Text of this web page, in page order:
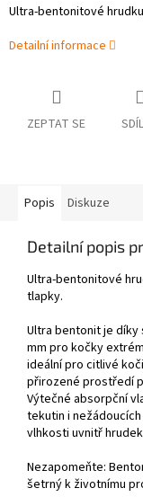
Ultra-bentonitové
Detailní informace
ZEPTAT SE
Popis Diskuze
Detailní popis
Ultra-bentonitové
tlapky.
Ultra bentonit je díky
mm pro kočky
ideální pro citlivé
přirozené prostředí
Výtečné absorpční
tekutin i
vlhkosti uvnitř
Nezapomeňte:
šetrný k životnímu